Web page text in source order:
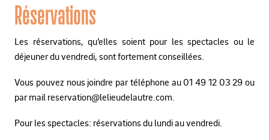
Réservations
Les réservations, qu’elles soient pour les spectacles ou le
déjeuner du vendredi, sont fortement conseillées.
Vous pouvez nous joindre par téléphone au 01 49 12 03 29 ou
par mail reservation@lelieudelautre.com.
Pour les spectacles: réservations du lundi au vendredi.